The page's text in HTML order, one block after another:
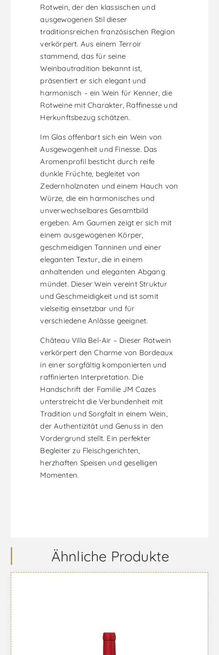
Rotwein, der den klassischen und
ausgewogenen Stil dieser
traditionsreichen französischen Region
verkörpert. Aus einem Terroir
stammend, das für seine
Weinbautradition bekannt ist,
präsentiert er sich elegant und
harmonisch – ein Wein für Kenner, die
Rotweine mit Charakter, Raffinesse und
Herkunftsbezug schätzen.
Im Glas offenbart sich ein Wein von
Ausgewogenheit und Finesse. Das
Aromenprofil besticht durch reife
dunkle Früchte, begleitet von
Zedernholznoten und einem Hauch von
Würze, die ein harmonisches und
unverwechselbares Gesamtbild
ergeben. Am Gaumen zeigt er sich mit
einem ausgewogenen Körper,
geschmeidigen Tanninen und einer
eleganten Textur, die in einem
anhaltenden und eleganten Abgang
mündet. Dieser Wein vereint Struktur
und Geschmeidigkeit und ist somit
vielseitig einsetzbar und für
verschiedene Anlässe geeignet.
Château Villa Bel-Air – Dieser Rotwein
verkörpert den Charme von Bordeaux
in einer sorgfältig komponierten und
raffinierten Interpretation. Die
Handschrift der Familie JM Cazes
unterstreicht die Verbundenheit mit
Tradition und Sorgfalt in einem Wein,
der Authentizität und Genuss in den
Vordergrund stellt. Ein perfekter
Begleiter zu Fleischgerichten,
herzhaften Speisen und geselligen
Momenten.
Ähnliche Produkte